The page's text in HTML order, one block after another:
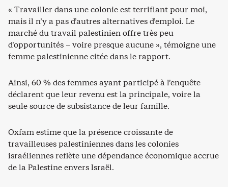
« Travailler dans une colonie est terrifiant pour moi,
mais il n’y a pas d’autres alternatives d’emploi. Le
marché du travail palestinien offre très peu
d’opportunités – voire presque aucune », témoigne une
femme palestinienne citée dans le rapport.
Ainsi, 60 % des femmes ayant participé à l’enquête
déclarent que leur revenu est la principale, voire la
seule source de subsistance de leur famille.
Oxfam estime que la présence croissante de
travailleuses palestiniennes dans les colonies
israéliennes reflète une dépendance économique accrue
de la Palestine envers Israël.